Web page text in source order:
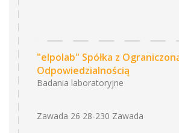
"elpolab" Spółka z
Odpowiedzialnością
Badania laboratoryjne
Zawada 26 28-230 Zawada